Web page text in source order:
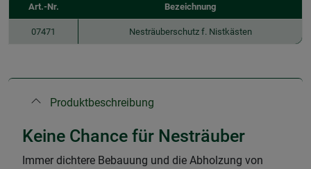
Art.-Nr. Bezeichnung
07471 Nesträuberschutz f. Nistkästen
Produktbeschreibung
Keine Chance für Nesträuber
Immer dichtere Bebauung und die Abholzung von